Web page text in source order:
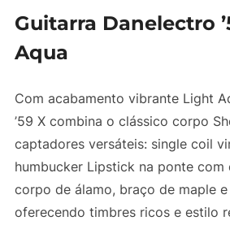
Guitarra Danelectro
Aqua
Com acabamento vibrante Light
’59 X combina o clássico corpo
captadores versáteis: single coil
humbucker Lipstick na ponte com
corpo de álamo, braço de maple
oferecendo timbres ricos e estilo